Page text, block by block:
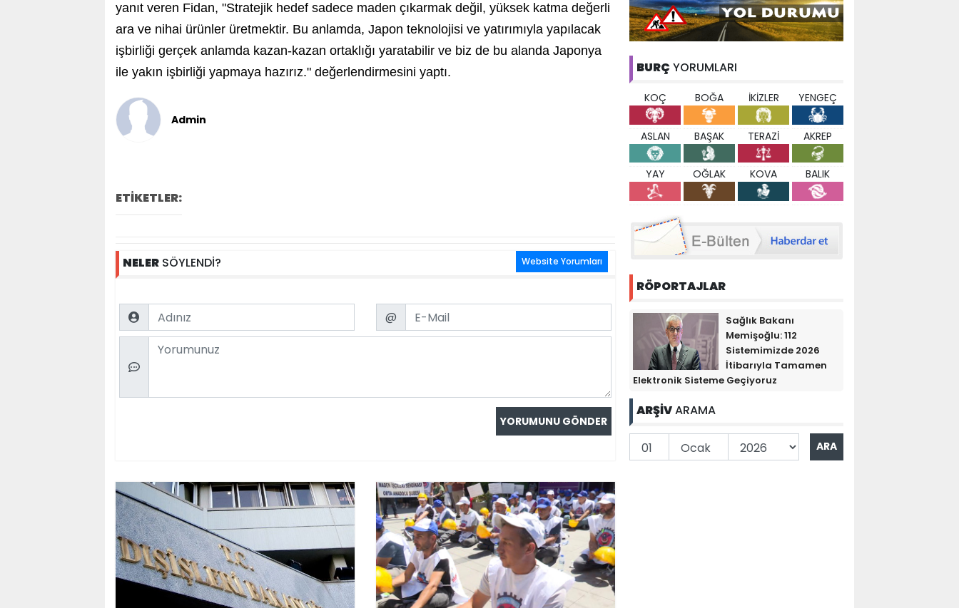
yanıt veren Fidan, "Stratejik hedef sadece maden çıkarmak değil, yüksek katma değerli
ara ve nihai ürünler üretmektir. Bu anlamda, Japon teknolojisi ve yatırımıyla yapılacak
işbirliği gerçek anlamda kazan-kazan ortaklığı yaratabilir ve biz de bu alanda Japonya
ile yakın işbirliği yapmaya hazırız." değerlendirmesini yaptı.
Admin
ETİKETLER:
NELER SÖYLENDİ? Website Yorumları
Name Email
@
Comment
BURÇ YORUMLARI
KOÇ BOĞA İKİZLER YENGEÇ
ASLAN BAŞAK TERAZİ AKREP
YAY OĞLAK KOVA BALIK
RÖPORTAJLAR
Sağlık Bakanı
Memişoğlu: 112
Sistemimizde 2026
İtibarıyla Tamamen
Elektronik Sisteme Geçiyoruz
ARŞİVARAMA